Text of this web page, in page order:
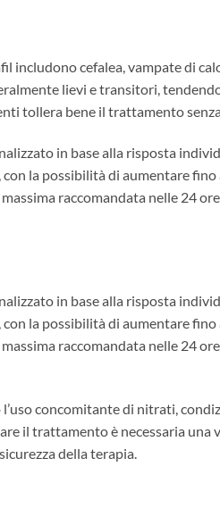
includono cefalea, vampate di
lievi e transitori,
tollera bene il trattamento
in base alla risposta
la possibilità di aumentare
raccomandata nelle 24
in base alla risposta
la possibilità di aumentare
raccomandata nelle 24
concomitante di nitrati,
il trattamento è necessaria una
della terapia.